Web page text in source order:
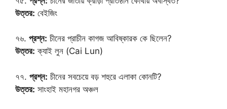
উত্তর: বেইজিং
৭৬. প্রশ্ন: চীনের প্রাচীন কাগজ আবিষ্কারক কে ছিলেন?
উত্তর: ক্যাই লুন (Cai Lun)
৭৭. প্রশ্ন: চীনের সবচেয়ে বড় শহুরে এলাকা কোনটি?
উত্তর: সাংহাই মহানগর অঞ্চল